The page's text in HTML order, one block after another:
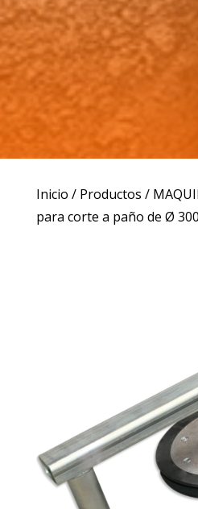
Inicio / Productos /
para corte a paño de Ø